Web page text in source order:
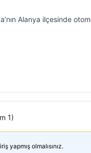
Alanya ilçesinde
1)
yapmış olmalısınız.